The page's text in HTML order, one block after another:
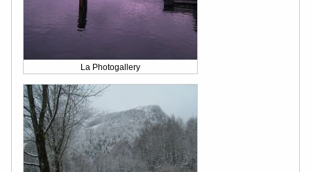
La Photogallery